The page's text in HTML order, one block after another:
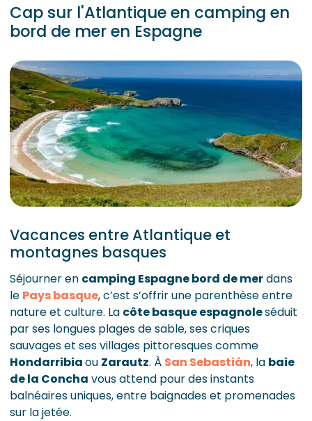
Cap sur l'Atlantique en camping en
bord de mer en Espagne
Vacances entre Atlantique et
montagnes basques
Séjourner en camping Espagne bord de merdans
le Pays basque, c’est s’offrir une parenthèse entre
nature et culture. La côte basque espagnoleséduit
par ses longues plages de sable, ses criques
sauvages et ses villages pittoresques comme
Hondarribiaou Zarautz. À San Sebastián, la baie
de la Concha vous attend pour des instants
balnéaires uniques, entre baignades et promenades
sur la jetée.